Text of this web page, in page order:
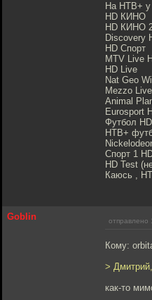
На НТВ+ у
HD КИНО
HD КИНО
Discovery
HD Спорт
MTV Live
HD Live
Nat Geo
Mezzo
Animal
Eurosport
Футбол HD
НТВ+
Спорт 1
HD Test
Каюсь ,
Goblin отправлено
Кому:
>
как-то